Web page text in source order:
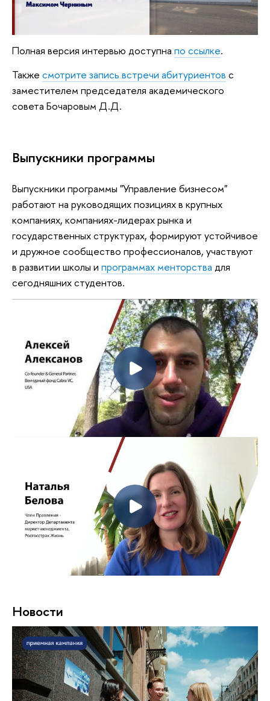
Полная версия интервью доступна по ссылке.
Также смотрите запись встречи абитуриентов с
заместителем председателя академического
совета Бочаровым Д.Д.
Выпускники программы
Выпускники программы "Управление бизнесом"
работают на руководящих позициях в крупных
компаниях, компаниях-лидерах рынка и
государственных структурах, формируют устойчивое
и дружное сообщество профессионалов, участвуют
в развитии школы и программах менторства для
сегодняшних студентов.
Новости